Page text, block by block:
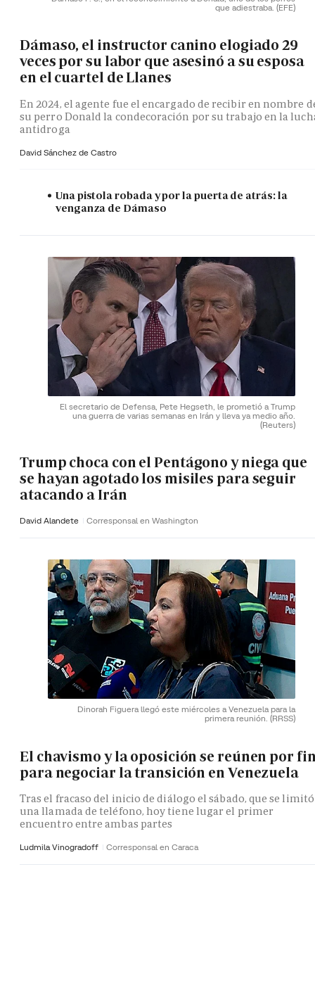
que adiestraba. (EFE)
Dámaso, el instructor canino elogiado 29
veces por su labor que asesinó a su esposa
en el cuartel de Llanes
En 2024, el agente fue el encargado de recibir en nombre
su perro Donald la condecoración por su trabajo en la
antidroga
David Sánchez de Castro
Una pistola robada y por la puerta de atrás: la
venganza de Dámaso
El secretario de Defensa, Pete Hegseth, le prometió a Trump
una guerra de varias semanas en Irán y lleva ya medio año.
(Reuters)
Trump choca con el Pentágono y niega que
se hayan agotado los misiles para seguir
atacando a Irán
David Alandete Corresponsal en Washington
Dinorah Figuera llegó este miércoles a Venezuela para la
primera reunión. (RRSS)
El chavismo y la oposición se reúnen por
para negociar la transición en Venezuela
Tras el fracaso del inicio de diálogo el sábado, que se
una llamada de teléfono, hoy tiene lugar el primer
encuentro entre ambas partes
Ludmila Vinogradoff Corresponsal en Caraca